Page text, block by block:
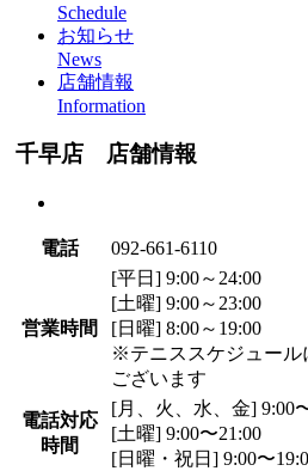
Schedule
お知らせ
News
店舗情報
Information
千早店 店舗情報
電話 092-661-6110
営業時間
[平日] 9:00～24:00
[土曜] 9:00～23:00
[日曜] 8:00～19:00
※テニススケジュール
ございます
電話対応
時間
[月、火、水、金] 9:00
[土曜] 9:00〜21:00
[日曜・祝日] 9:00〜